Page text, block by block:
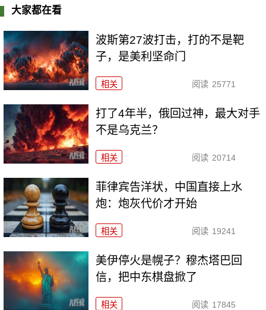
大家都在看
波斯第27波打击，打的不是靶
子，是美利坚命门
相关 阅读 25771
打了4年半，俄回过神，最大对手
不是乌克兰？
相关 阅读 20714
菲律宾告洋状，中国直接上水
炮：炮灰代价才开始
相关 阅读 19241
美伊停火是幌子？穆杰塔巴回
信，把中东棋盘掀了
相关 阅读 17845